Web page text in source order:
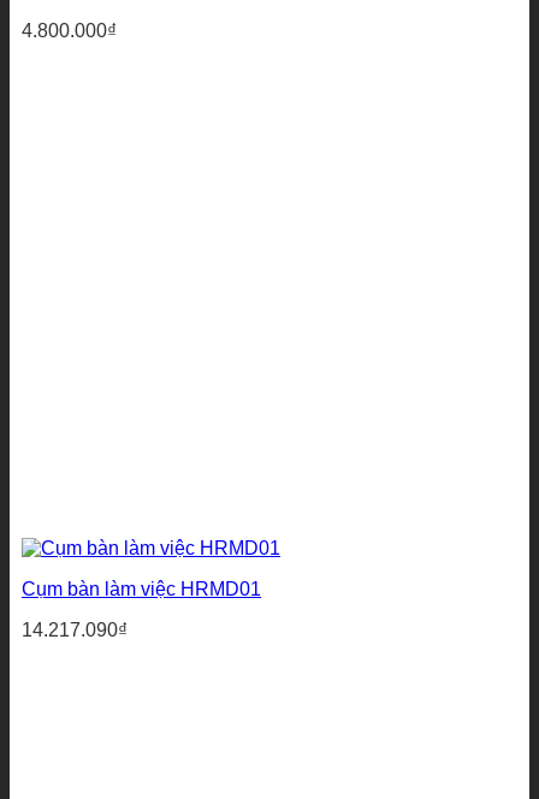
4.800.000₫
Cụm bàn làm việc HRMD01
14.217.090₫